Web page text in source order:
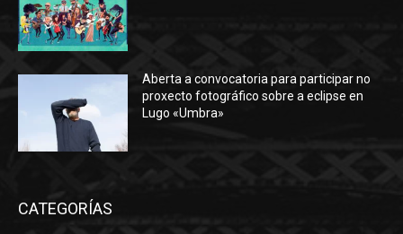
Aberta a convocatoria para participar no
proxecto fotográfico sobre a eclipse en
Lugo «Umbra»
CATEGORÍAS